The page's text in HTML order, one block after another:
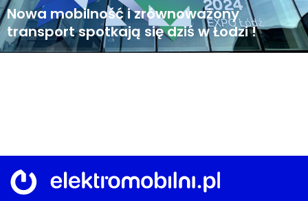
Nowa mobilność i zrównoważony
transport spotkają się dziś w Łodzi !